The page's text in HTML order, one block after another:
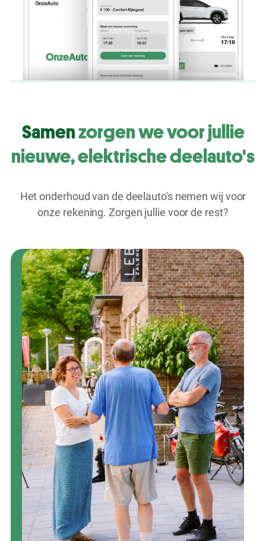
Samenzorgen we voor jullie
nieuwe, elektrische deelauto's
Het onderhoud van de deelauto's nemen wij voor
onze rekening. Zorgen jullie voor de rest?